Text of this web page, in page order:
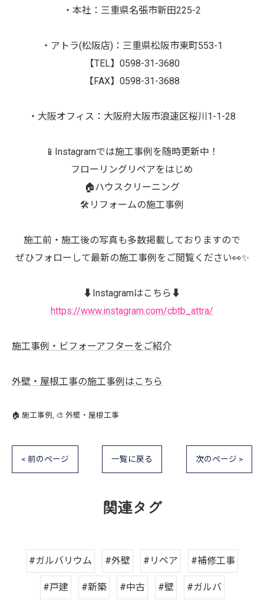
・本社：三重県名張市新田225-2
・アトラ(松阪店)：三重県松阪市東町553-1
【TEL】0598-31-3680
【FAX】0598-31-3688
・大阪オフィス：大阪府大阪市浪速区桜川1-1-28
📱Instagramでは施工事例を随時更新中！
フローリングリペアをはじめ
🏠ハウスクリーニング
🛠️リフォームの施工事例
施工前・施工後の写真も多数掲載しておりますので
ぜひフォローして最新の施工事例をご閲覧ください👀✨
⬇️Instagramはこちら⬇️
https://www.instagram.com/cbtb_attra/
施工事例・ビフォーアフターをご紹介
外壁・屋根工事の施工事例はこちら
🏠 施工事例 🎨 外壁・屋根工事
< 前のページ 一覧に戻る 次のページ >
関連タグ
#ガルバリウム #外壁 #リペア #補修工事
#戸建 #新築 #中古 #壁 #ガルバ